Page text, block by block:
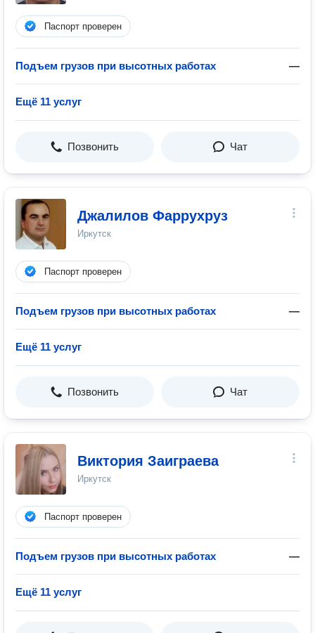
Паспорт проверен
Подъем грузов при высотных работах —
Ещё 11 услуг
Позвонить Чат
Джалилов Фаррухруз
Иркутск
Паспорт проверен
Подъем грузов при высотных работах —
Ещё 11 услуг
Позвонить Чат
Виктория Заиграева
Иркутск
Паспорт проверен
Подъем грузов при высотных работах —
Ещё 11 услуг